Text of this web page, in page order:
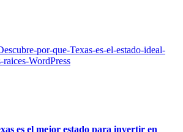
es el mejor estado para invertir en